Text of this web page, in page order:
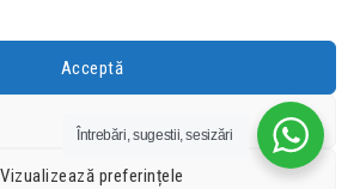
Acceptă
Refuză
Vizualizează preferințele
k
a
GIMNAZIALĂ “LUCIAN GRIGORESCU” MEDGIDIA
DEZVOLTAT DE SURFVERSE
Întrebări, sugestii, sesizări